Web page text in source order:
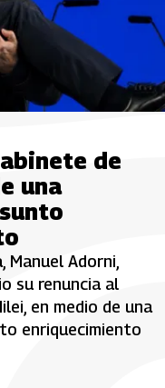
de
una
Adorni,
su renuncia al
en medio de una
enriquecimiento